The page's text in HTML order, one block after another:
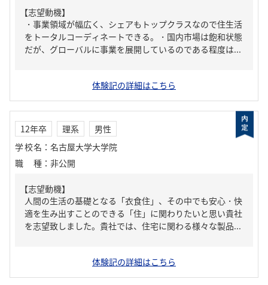
【志望動機】
・事業領域が幅広く、シェアもトップクラスなので住生活
をトータルコーディネートできる。・国内市場は飽和状態
だが、グローバルに事業を展開しているのである程度は...
体験記の詳細はこちら
12年卒 理系
男性
学校名 ： 名古屋大学大学院
職種 ： 非公開
【志望動機】
人間の生活の基礎となる「衣食住」、その中でも安心・快
適を生み出すことのできる「住」に関わりたいと思い貴社
を志望致しました。貴社では、住宅に関わる様々な製品...
体験記の詳細はこちら